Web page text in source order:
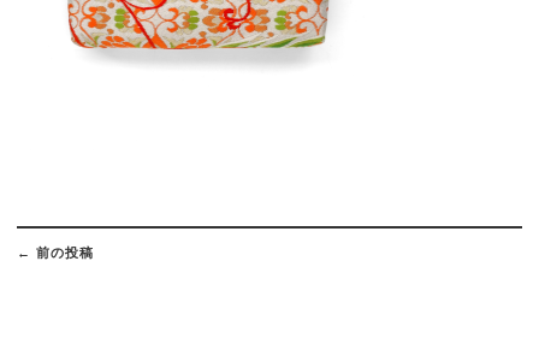
Post
navigation
← 前の投稿